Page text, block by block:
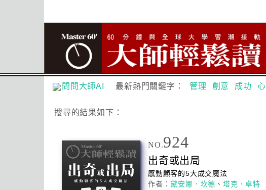
問問大師AI 最新熱門關鍵字： 管理 創意 成功 心
搜尋的結果如下：
NO.924
出奇或出局
感動顧客的5大成交魔法
作者： 黛安娜．坎德 、塔克．卓特